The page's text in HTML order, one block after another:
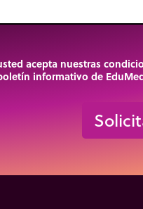
acepta nuestras
informativo de